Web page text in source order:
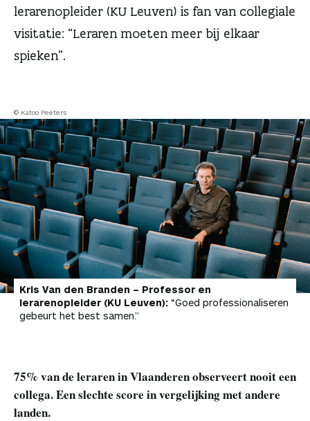
lerarenopleider (KU Leuven) is fan van collegiale
visitatie: “Leraren moeten meer bij elkaar
spieken”.
© Katoo Peeters
Kris Van den Branden – Professor en
lerarenopleider (KU Leuven): “Goed professionaliseren
gebeurt het best samen.”
75% van de leraren in Vlaanderen observeert nooit een
collega. Een slechte score in vergelijking met andere
landen.